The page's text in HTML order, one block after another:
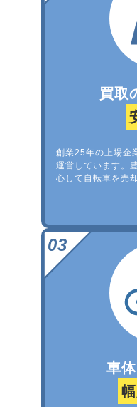
買取
創業25年の上場企
運営しています。
心して自転車を売
車